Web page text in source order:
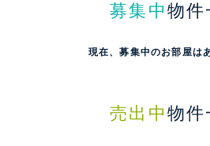
募集中 物件
現在、募集中のお部屋は
売出中 物件